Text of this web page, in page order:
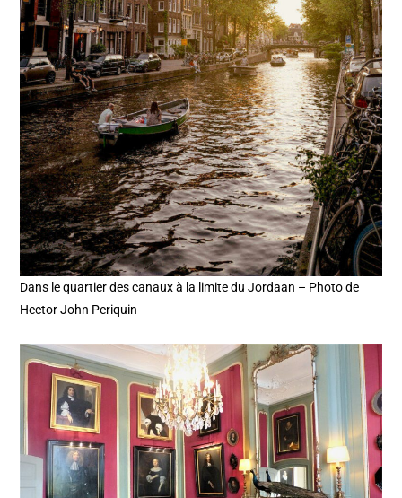
Dans le quartier des canaux à la limite du Jordaan – Photo de
Hector John Periquin